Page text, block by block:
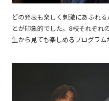
どの発表も楽しく刺激にあふれ
とが印象的でした。8校それぞれ
生から見ても楽しめるプログラム